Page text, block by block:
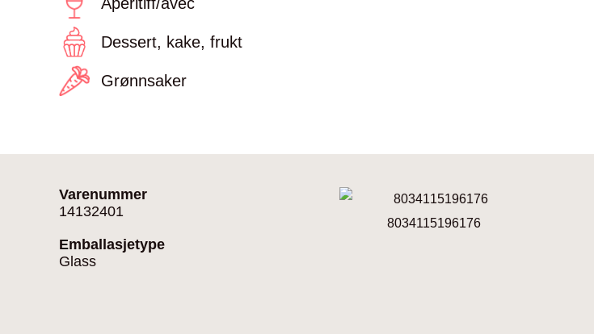
Dessert, kake, frukt
Grønnsaker
Varenummer
14132401
Emballasjetype
Glass
8034115196176